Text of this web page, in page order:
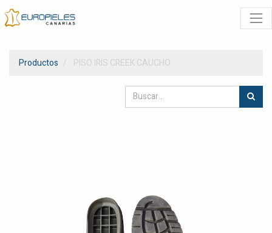
Productos PISO IRIS CREEK CAUCHO